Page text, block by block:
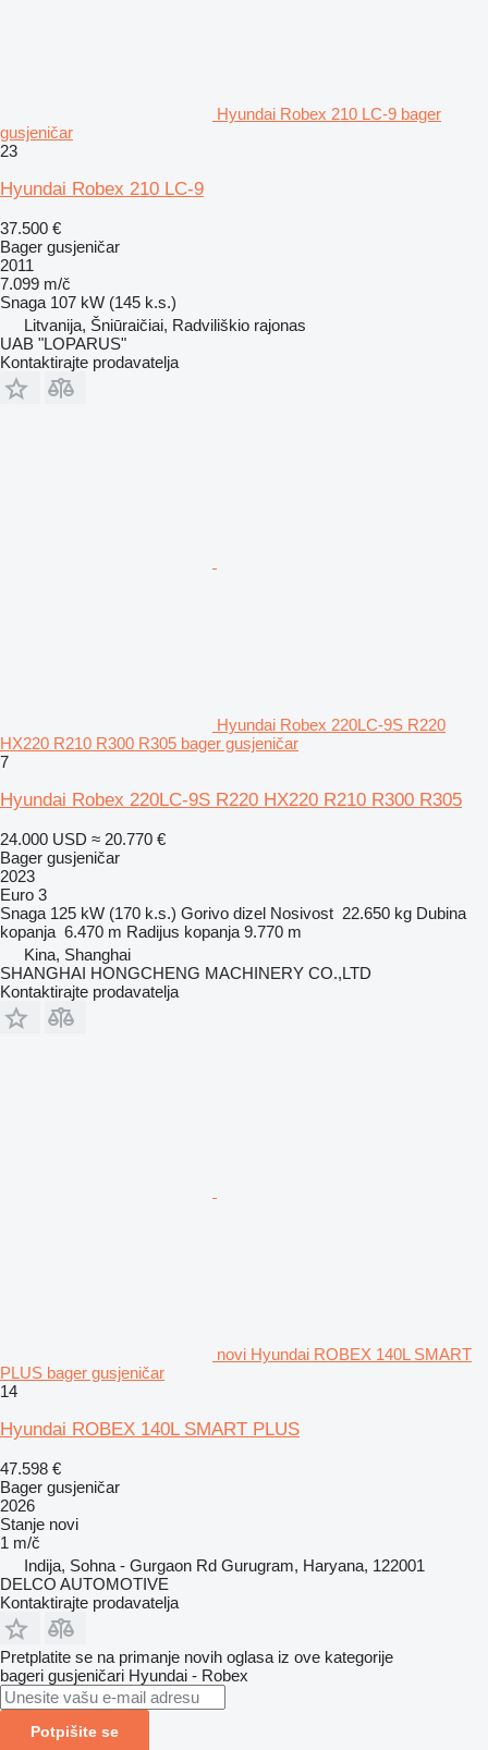
Hyundai Robex 210 LC-9 bager
gusjeničar
23
Hyundai Robex 210 LC-9
37.500 €
Bager gusjeničar
2011
7.099 m/č
Snaga 107 kW (145 k.s.)
Litvanija, Šniūraičiai, Radviliškio rajonas
UAB "LOPARUS"
Kontaktirajte prodavatelja
Hyundai Robex 220LC-9S R220
HX220 R210 R300 R305 bager gusjeničar
7
Hyundai Robex 220LC-9S R220 HX220 R210 R300 R305
24.000 USD ≈ 20.770 €
Bager gusjeničar
2023
Euro 3
Snaga 125 kW (170 k.s.) Gorivo dizel Nosivost 22.650 kg Dubina
kopanja 6.470 m Radijus kopanja 9.770 m
Kina, Shanghai
SHANGHAI HONGCHENG MACHINERY CO.,LTD
Kontaktirajte prodavatelja
novi Hyundai ROBEX 140L SMART
PLUS bager gusjeničar
14
Hyundai ROBEX 140L SMART PLUS
47.598 €
Bager gusjeničar
2026
Stanje novi
1 m/č
Indija, Sohna - Gurgaon Rd Gurugram, Haryana, 122001
DELCO AUTOMOTIVE
Kontaktirajte prodavatelja
Pretplatite se na primanje novih oglasa iz ove kategorije
bageri gusjeničari Hyundai - Robex
Potpišite se